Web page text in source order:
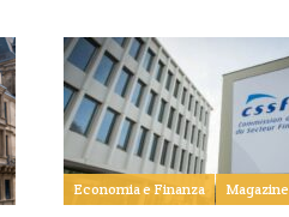
Economia e Finanza Magazine